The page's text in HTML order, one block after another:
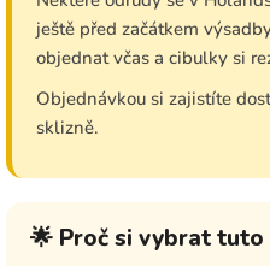
ještě před začátkem
objednat včas a cibulky si
Objednávkou si zajistíte
sklizně.
🌟 Proč si vybrat tuto